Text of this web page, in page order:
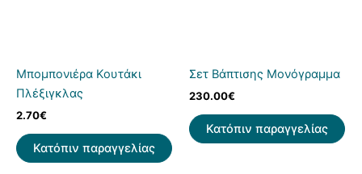
Μπομπονιέρα Κουτάκι
Πλέξιγκλας
2.70€
Κατόπιν παραγγελίας
Σετ Βάπτισης Μονόγραμμα
230.00€
Κατόπιν παραγγελίας